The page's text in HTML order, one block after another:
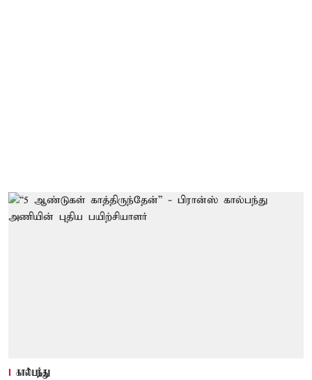
கால்பந்து